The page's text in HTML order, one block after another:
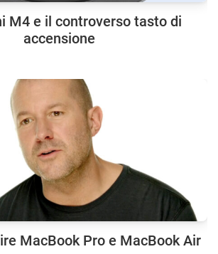
M4 e il controverso tasto di
accensione
MacBook Pro e MacBook Air